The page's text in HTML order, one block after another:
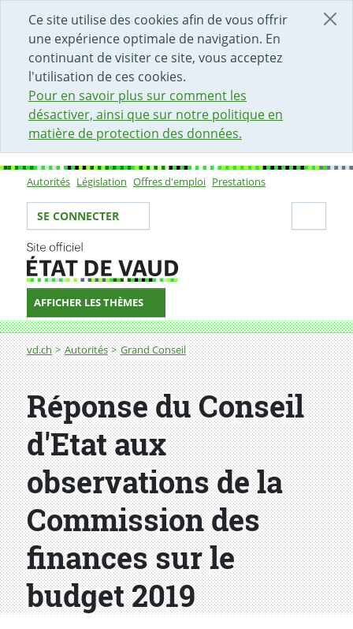
Ce site utilise des cookies afin de vous offrir
une expérience optimale de navigation. En
continuant de visiter ce site, vous acceptez
l'utilisation de ces cookies.
Pour en savoir plus sur comment les
désactiver, ainsi que sur notre politique en
matière de protection des données.
DÉBUT DU CONTENU DE LA PAGE
ACCÈS AU CHAMP DE RECHERCHE
PAGE D'ACCUEIL
FORMULAIRE DE CONTACT
Sous-navigation
Autorités Législation Offres d'emploi Prestations
Votre identité
SE CONNECTER
AFFICHER LES THÈMES
Fil d'Ariane
vd.ch Autorités Grand Conseil
Réponse du Conseil
d'Etat aux
observations de la
Commission des
finances sur le
budget 2019